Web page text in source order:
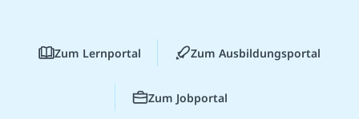
Zum Lernportal Zum Ausbildungsportal
Zum Jobportal